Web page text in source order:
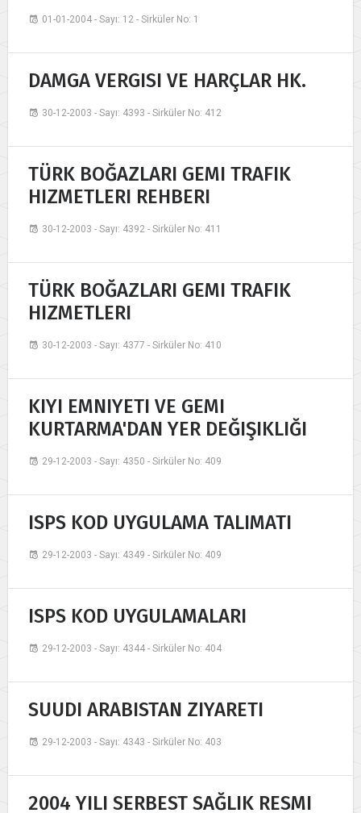
01-01-2004 - Sayı: 12 - Sirküler No: 1
DAMGA VERGISI VE HARÇLAR HK.
30-12-2003 - Sayı: 4393 - Sirküler No: 412
TÜRK BOĞAZLARI GEMI TRAFIK
HIZMETLERI REHBERI
30-12-2003 - Sayı: 4392 - Sirküler No: 411
TÜRK BOĞAZLARI GEMI TRAFIK
HIZMETLERI
30-12-2003 - Sayı: 4377 - Sirküler No: 410
KIYI EMNIYETI VE GEMI
KURTARMA'DAN YER DEĞIŞIKLIĞI
29-12-2003 - Sayı: 4350 - Sirküler No: 409
ISPS KOD UYGULAMA TALIMATI
29-12-2003 - Sayı: 4349 - Sirküler No: 409
ISPS KOD UYGULAMALARI
29-12-2003 - Sayı: 4344 - Sirküler No: 404
SUUDI ARABISTAN ZIYARETI
29-12-2003 - Sayı: 4343 - Sirküler No: 403
2004 YILI SERBEST SAĞLIK RESMI